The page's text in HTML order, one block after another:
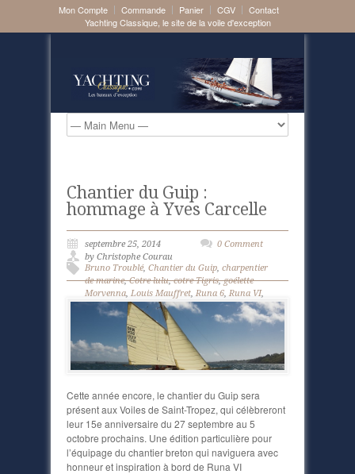
Mon Compte Commande Panier CGV
Contact
Yachting Classique, le site de la voile d'exception
Chantier du Guip :
hommage à Yves Carcelle
septembre 25, 2014
by Christophe Courau
Bruno Troublé, Chantier du Guip, charpentier
de marine,Cotre lulu,cotre Tigris,goélette
Morvenna, Louis Mauffret,Runa 6,Runa VI,
Vanity V 12mjI
,Voiles de saint tropez
voilier
voilier Tigris, Wings 12mji ,Yann Lemest,
Yann Mauffret
Yves Carcelle
0 Comment
Cette année encore, le chantier du Guip sera
présent aux Voiles de Saint-Tropez, qui célèbreront
leur 15e anniversaire du 27 septembre au 5
octobre prochains. Une édition particulière pour
l’équipage du chantier breton qui naviguera avec
honneur et inspiration à bord de Runa VI